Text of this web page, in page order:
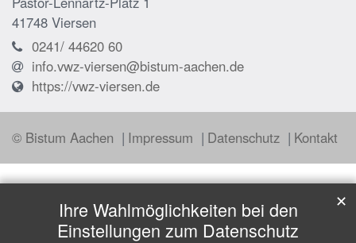
41748 Viersen
0241/ 44620 60
info.vwz-viersen@bistum-aachen.de
https://vwz-viersen.de
© Bistum Aachen Impressum Datenschutz Kontakt
Ihre Wahlmöglichkeiten bei den
Einstellungen zum Datenschutz
✕